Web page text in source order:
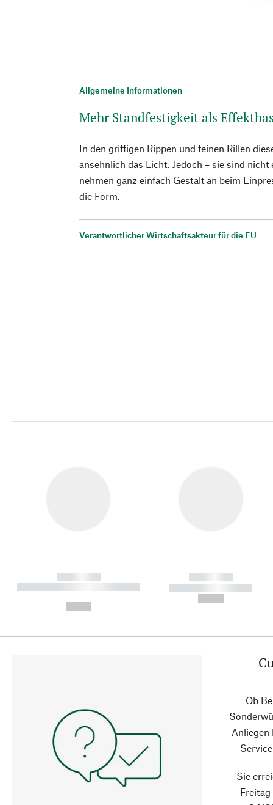
Allgemeine Informationen
Mehr Standfestigkeit als
In den griffigen Rippen und feinen Rillen
ansehnlich das Licht. Jedoch – sie sind
nehmen ganz einfach Gestalt an beim
die Form.
Verantwortlicher Wirtschaftsakteur für die EU
------------
----------- ----------- ----------
------------
----------- -----------
Ob
Anliegen
Sie